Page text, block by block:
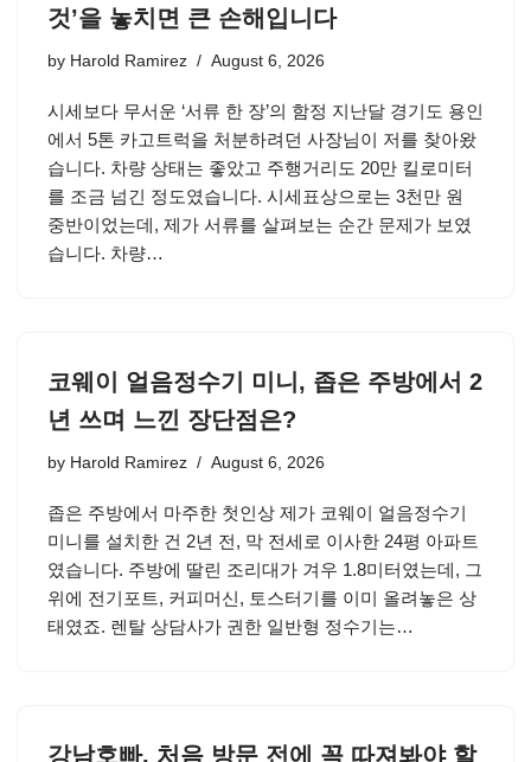
것’을 놓치면 큰 손해입니다
by Harold Ramirez August 6, 2026
시세보다 무서운 ‘서류 한 장’의 함정 지난달 경기도 용인
에서 5톤 카고트럭을 처분하려던 사장님이 저를 찾아왔
습니다. 차량 상태는 좋았고 주행거리도 20만 킬로미터
를 조금 넘긴 정도였습니다. 시세표상으로는 3천만 원
중반이었는데, 제가 서류를 살펴보는 순간 문제가 보였
습니다. 차량…
코웨이 얼음정수기 미니, 좁은 주방에서 2
년 쓰며 느낀 장단점은?
by Harold Ramirez August 6, 2026
좁은 주방에서 마주한 첫인상 제가 코웨이 얼음정수기
미니를 설치한 건 2년 전, 막 전세로 이사한 24평 아파트
였습니다. 주방에 딸린 조리대가 겨우 1.8미터였는데, 그
위에 전기포트, 커피머신, 토스터기를 이미 올려놓은 상
태였죠. 렌탈 상담사가 권한 일반형 정수기는…
강남호빠, 처음 방문 전에 꼭 따져봐야 할